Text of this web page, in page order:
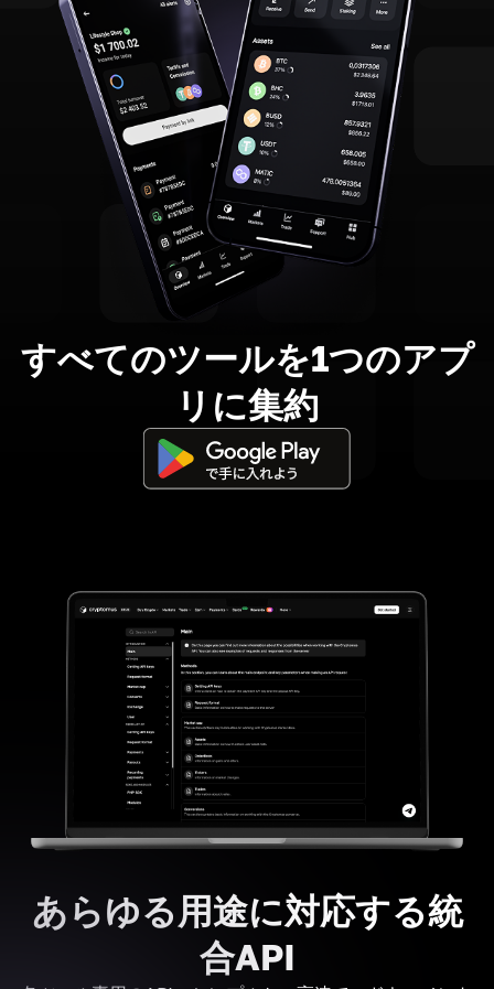
すべてのツールを1つのアプ
リに集約
あらゆる用途に対応する統
合API